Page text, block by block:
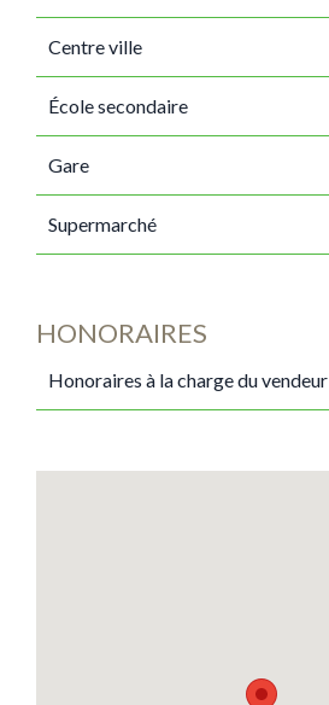
Centre ville
École secondaire
Gare
Supermarché
HONORAIRES
Honoraires à la charge du vendeur